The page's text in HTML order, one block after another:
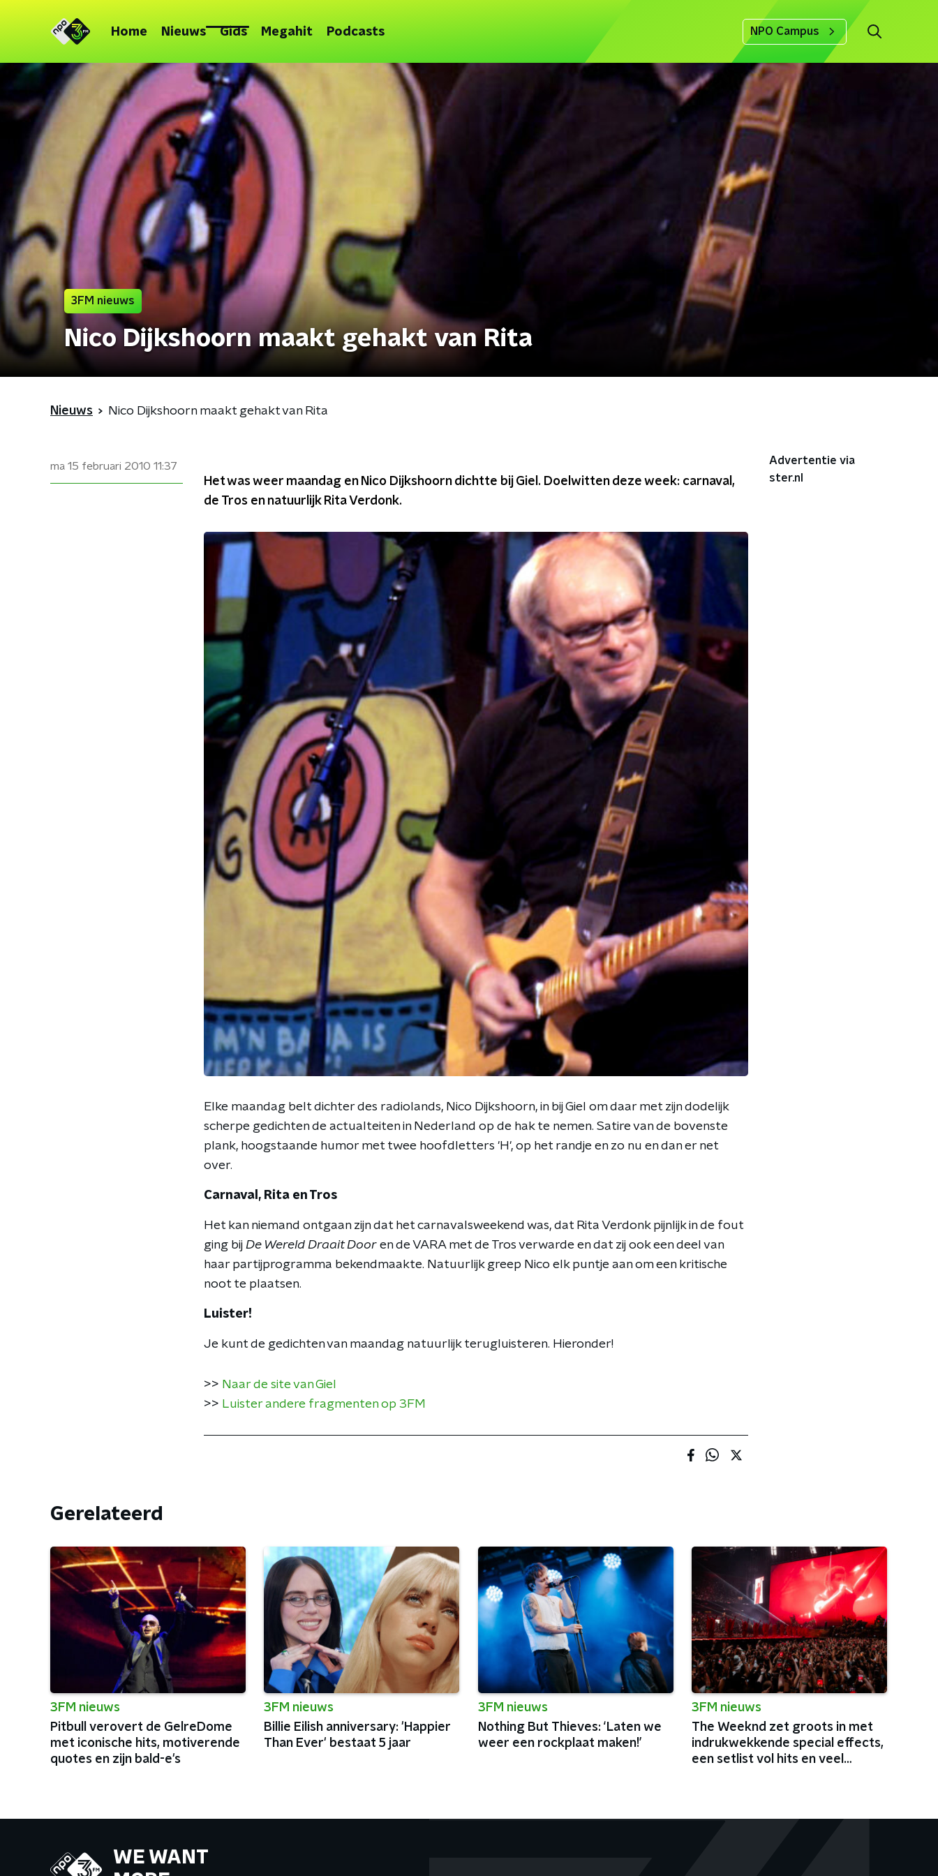
Home Nieuws Gids Megahit Podcasts NPO Campus
3FM nieuws
Nico Dijkshoorn maakt gehakt van Rita
Nieuws Nico Dijkshoorn maakt gehakt van Rita
ma 15 februari 2010 11:37
Het was weer maandag en Nico Dijkshoorn dichtte bij Giel. Doelwitten deze week: carnaval,
de Tros en natuurlijk Rita Verdonk.
Elke maandag belt dichter des radiolands, Nico Dijkshoorn, in bij Giel om daar met zijn dodelijk
scherpe gedichten de actualteiten in Nederland op de hak te nemen. Satire van de bovenste
plank, hoogstaande humor met twee hoofdletters 'H', op het randje en zo nu en dan er net
over.
Carnaval, Rita en Tros
Het kan niemand ontgaan zijn dat het carnavalsweekend was, dat Rita Verdonk pijnlijk in de fout
ging bij De Wereld Draait Door en de VARA met de Tros verwarde en dat zij ook een deel van
haar partijprogramma bekendmaakte. Natuurlijk greep Nico elk puntje aan om een kritische
noot te plaatsen.
Luister!
Je kunt de gedichten van maandag natuurlijk terugluisteren. Hieronder!
>> Naar de site van Giel
>> Luister andere fragmenten op 3FM
Advertentie via
ster.nl
Gerelateerd
3FM nieuws
Pitbull verovert de GelreDome
met iconische hits, motiverende
quotes en zijn bald-e's
3FM nieuws
Billie Eilish anniversary: 'Happier
Than Ever' bestaat 5 jaar
3FM nieuws
Nothing But Thieves: ‘Laten we
weer een rockplaat maken!’
3FM nieuws
The Weeknd zet groots in met
indrukwekkende special effects,
een setlist vol hits en veel
WE WANT